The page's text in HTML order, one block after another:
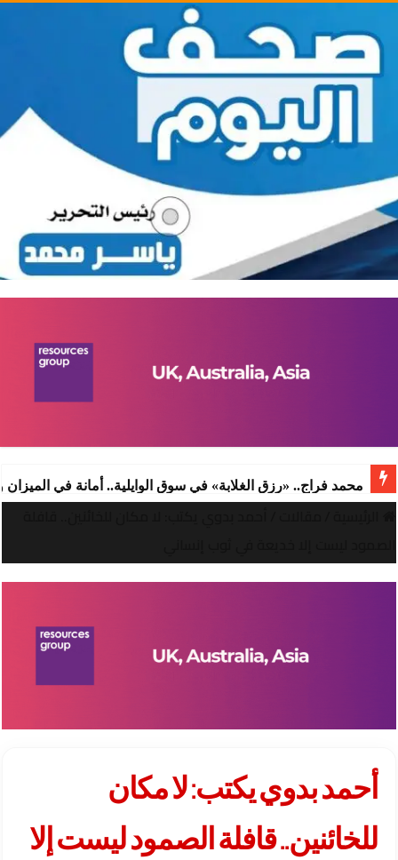
محمد فراج.. «رزق الغلابة» في سوق الوايلية.. أمانة في
أحمد بدوي يكتب: لا مكان
للخائنين.. قافلة الصمود ليست إلا